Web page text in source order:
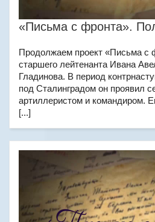
«Письма с фронта».
Продолжаем проект «Письма с
старшего лейтенанта Ивана
Гладинова. В период
под Сталинградом он проявил
артиллеристом и командиром.
[...]